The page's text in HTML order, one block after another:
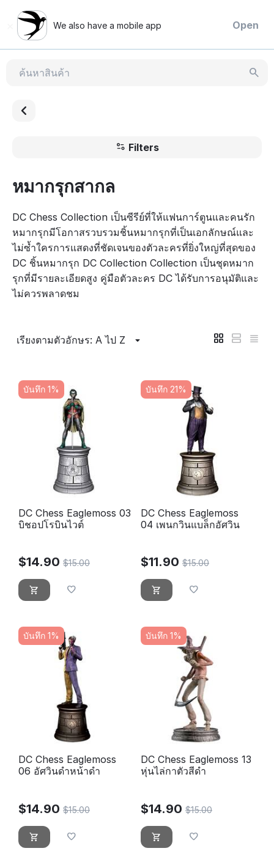
We also have a mobile app Open
Filters
หมากรุกสากล
DC Chess Collection เป็นซีรีย์ที่ให้แฟนการ์ตูนและคนรัก
หมากรุกมีโอกาสรวบรวมชิ้นหมากรุกที่เป็นเอกลักษณ์และ
ไม่ซ้ำใครการแสดงที่ชัดเจนของตัวละครที่ยิ่งใหญ่ที่สุดของ
DC ชิ้นหมากรุก DC Collection Collection เป็นชุดหมาก
รุกที่มีรายละเอียดสูง คู่มือตัวละคร DC ได้รับการอนุมัติและ
ไม่ควรพลาดชม
เรียงตามตัวอักษร: A ไป Z
บันทึก 1%
DC Chess Eaglemoss 03
บิชอปโรบินไวต์
$14.90 $15.00
บันทึก 21%
DC Chess Eaglemoss
04 เพนกวินแบล็กอัศวิน
$11.90 $15.00
บันทึก 1%
DC Chess Eaglemoss
06 อัศวินดำหน้าดำ
$14.90 $15.00
บันทึก 1%
DC Chess Eaglemoss 13
หุ่นไล่กาตัวสีดำ
$14.90 $15.00